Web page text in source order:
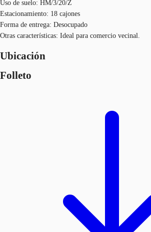
Uso de suelo: HM/3/20/Z
Estacionamiento: 18 cajones
Forma de entrega: Desocupado
Otras características: Ideal para comercio vecinal.
Ubicación
Folleto